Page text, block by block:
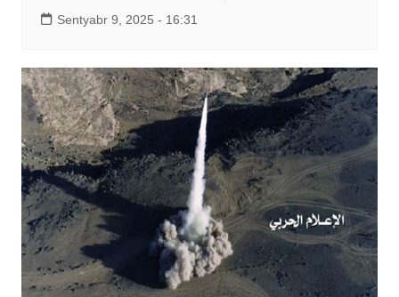
Sentyabr 9, 2025 - 16:31